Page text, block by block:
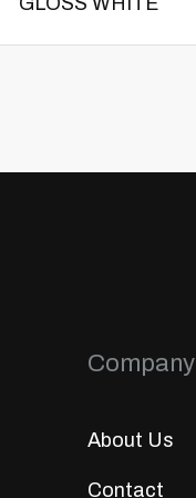
Company
About Us
Contact